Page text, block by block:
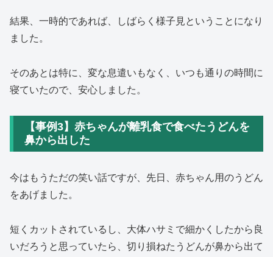
結果、一時的であれば、しばらく様子見ということになり
ました。
そのあとは特に、変な息遣いもなく、いつも通りの時間に
寝ていたので、安心しました。
【事例3】赤ちゃんが離乳食で食べたうどんを
鼻から出した
今はもうただの笑い話ですが、先日、赤ちゃん用のうどん
をあげました。
短くカットされているし、大体ハサミで細かくしたから良
いだろうと思っていたら、切り損ねたうどんが鼻から出て